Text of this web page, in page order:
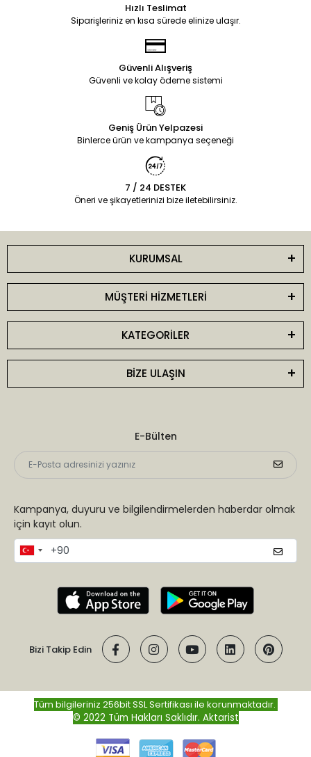
Hızlı Teslimat
Siparişleriniz en kısa sürede elinize ulaşır.
Güvenli Alışveriş
Güvenli ve kolay ödeme sistemi
Geniş Ürün Yelpazesi
Binlerce ürün ve kampanya seçeneği
7 / 24 DESTEK
Öneri ve şikayetlerinizi bize iletebilirsiniz.
KURUMSAL
MÜŞTERİ HİZMETLERİ
KATEGORİLER
BİZE ULAŞIN
E-Bülten
Kampanya, duyuru ve bilgilendirmelerden haberdar olmak
için kayıt olun.
Bizi Takip Edin
Tüm bilgileriniz 256bit SSL Sertifikası ile korunmaktadır.
© 2022 Tüm Hakları Saklıdır. Aktarist